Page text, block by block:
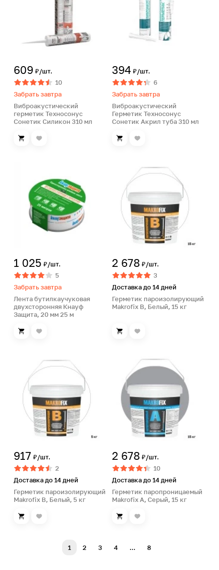
609 ₽/шт.
10
Забрать завтра
Виброакустический
герметик Техносонус
Сонетик Силикон 310 мл
394 ₽/шт.
6
Забрать завтра
Виброакустический
Герметик Техносонус
Сонетик Акрил туба 310 мл
1 025 ₽/шт.
5
Забрать завтра
Лента бутилкаучуковая
двухсторонняя Кнауф
Защита, 20 мм 25 м
2 678 ₽/шт.
3
Доставка до 14 дней
Герметик пароизолирующий
Makrofix B, Белый, 15 кг
917 ₽/шт.
2
Доставка до 14 дней
Герметик пароизолирующий
Makrofix B, Белый, 5 кг
2 678 ₽/шт.
10
Доставка до 14 дней
Герметик паропроницаемый
Makrofix A, Серый, 15 кг
1 2 3 4 ... 8